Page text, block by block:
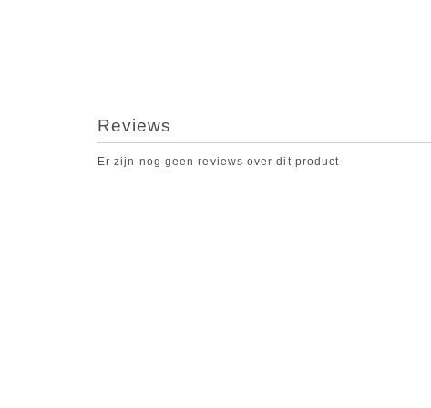
Reviews
Er zijn nog geen reviews over dit product